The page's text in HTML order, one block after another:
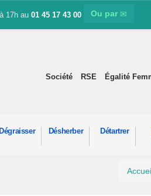
17h au 01 45 17 43 00 Ou par
Société RSE Égalité
Dégraisser Désherber Détartrer